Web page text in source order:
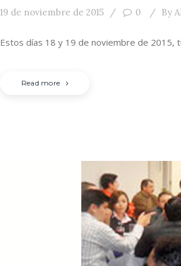
19 de noviembre de 2015 0 By
Estos días 18 y 19 de noviembre de 2015,
Read more